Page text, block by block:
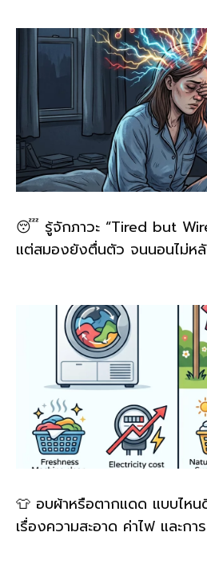
k
😴 รู้จักภาวะ “Tired but
แต่สมองยังตื่นตัว จนนอนไม่ห
👕 อบผ้าหรือตากแดด แบบไห
เรื่องความสะอาด ค่าไฟ และกา